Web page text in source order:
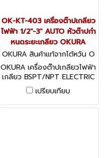
OK-KT-403 เครื่องต๊าปเกลียว
ไฟฟ้า 1/2"-3" AUTO หัวต๊าปกำ
หนดระยะเกลียว OKURA
OKURA สินค้าแท้จากไต้หวัน O
K-KT-403
OKURA เครื่องต๊าปเกลียวไฟฟ้า
เกลียว BSPT/NPT ELECTRIC
THREADING MACHINE อะไหล่
พร้อม
เปรียบเทียบ